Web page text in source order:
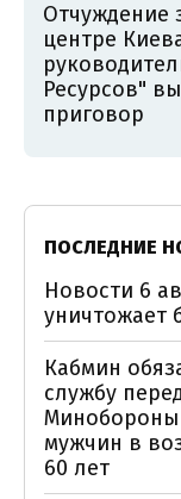
Отчуждение
центре
Ресурсов"
приговор
ПОСЛЕДНИЕ
Новости 6
уничтожает
Кабмин
службу
мужчин в
60 лет